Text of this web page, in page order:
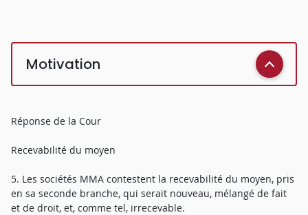
Motivation
Réponse de la Cour
Recevabilité du moyen
5. Les sociétés MMA contestent la recevabilité du moyen, pris
en sa seconde branche, qui serait nouveau, mélangé de fait
et de droit, et, comme tel, irrecevable.